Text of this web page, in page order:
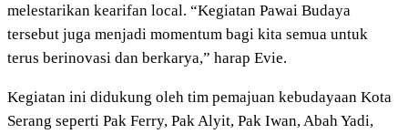
melestarikan kearifan local. “Kegiatan Pawai Budaya
tersebut juga menjadi momentum bagi kita semua untuk
terus berinovasi dan berkarya,” harap Evie.
Kegiatan ini didukung oleh tim pemajuan kebudayaan Kota
Serang seperti Pak Ferry, Pak Alyit, Pak Iwan, Abah Yadi,